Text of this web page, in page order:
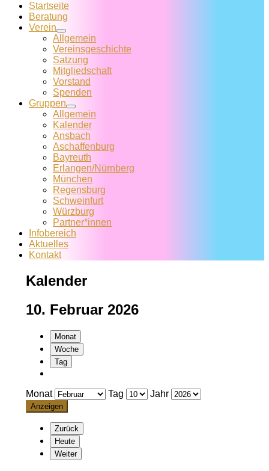
Startseite
Beratung
Verein
Allgemein
Vereins­geschichte
Satzung
Mitglied­schaft
Vorstand
Spenden
Gruppen
Allgemein
Kalender
Ansbach
Aschaffenburg
Bayreuth
Erlangen/Nürnberg
München
Regensburg
Schweinfurt
Würzburg
Partner*innen
Infobereich
Aktuelles
Kontakt
Kalender
10. Februar 2026
Monat
Woche
Tag
Monat Tag Jahr
Zurück
Heute
Weiter